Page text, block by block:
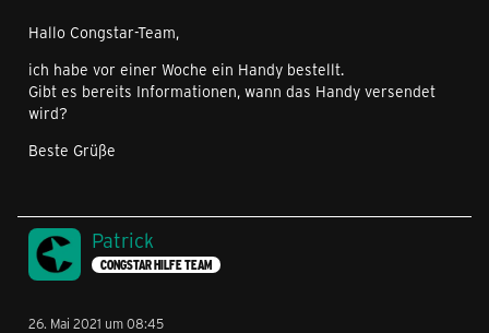
Hallo Congstar-Team,
ich habe vor einer Woche ein Handy bestellt.
Gibt es bereits Informationen, wann das Handy versendet
wird?
Beste Grüße
Patrick
CONGSTAR HILFE TEAM
26. Mai 2021 um 08:45